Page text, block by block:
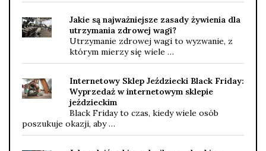
Jakie są najważniejsze zasady żywienia dla
utrzymania zdrowej wagi?
Utrzymanie zdrowej wagi to wyzwanie, z
którym mierzy się wiele …
Internetowy Sklep Jeździecki Black Friday:
Wyprzedaż w internetowym sklepie
jeździeckim
Black Friday to czas, kiedy wiele osób
poszukuje okazji, aby …